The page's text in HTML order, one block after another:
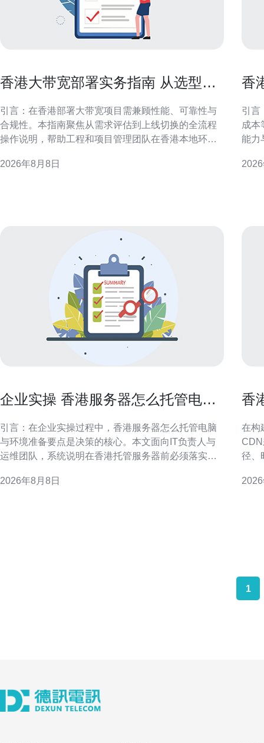
香港大带宽部署实务指南 从选型到
引言：在香港部署大带宽项目需兼顾性能、可靠性与
合规性。本指南聚焦从需求评估到上线切换的全流程
操作说明，帮助工程和项目管理团队在香港本地环境
与容量规划 对香港大带宽部署，首先需进行业务流量
2026年8月8日
香
引言
成本
能力
支持
企业实操 香港服务器怎么托管电脑
引言：在企业实操过程中，香港服务器怎么托管电脑
与环境准备要点是决策的核心。本文面向IT负责人与
运维团队，系统说明在香港托管服务器前必须落实的
与稳定性，便于在区域化（GEO）搜索下被相关人员
2026年8月8日
香
在构
径、
CN2与普通
1